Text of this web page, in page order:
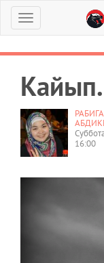
Меню
РАБИГА
16:00